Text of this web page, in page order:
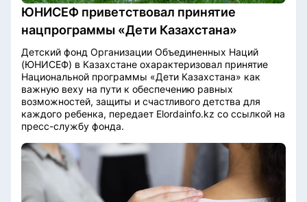
ЮНИСЕФ приветствовал принятие
нацпрограммы «Дети Казахстана»
Детский фонд Организации Объединенных Наций
(ЮНИСЕФ) в Казахстане охарактеризовал принятие
Национальной программы «Дети Казахстана» как
важную веху на пути к обеспечению равных
возможностей, защиты и счастливого детства для
каждого ребенка, передает Elordainfo.kz со ссылкой на
пресс-службу фонда.